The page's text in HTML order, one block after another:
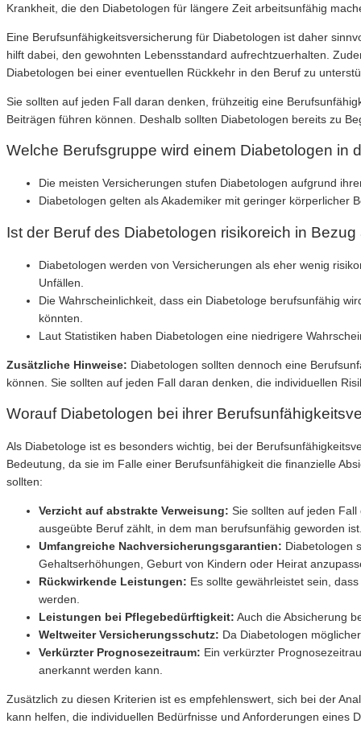
Krankheit, die den Diabetologen für längere Zeit arbeitsunfähig
Eine Berufsunfähigkeitsversicherung für Diabetologen ist daher
hilft dabei, den gewohnten Lebensstandard aufrechtzuerhalten.
Diabetologen bei einer eventuellen Rückkehr in den Beruf zu
Sie sollten auf jeden Fall daran denken, frühzeitig eine
Beiträgen führen können. Deshalb sollten Diabetologen bereits zu
Welche Berufsgruppe wird einem Diabetologen in
Die meisten Versicherungen stufen Diabetologen aufgrund
Diabetologen gelten als Akademiker mit geringer körperlicher
Ist der Beruf des Diabetologen risikoreich in
Diabetologen werden von Versicherungen als eher wenig
Unfällen.
Die Wahrscheinlichkeit, dass ein Diabetologe berufsunfähig
könnten.
Laut Statistiken haben Diabetologen eine niedrigere
Zusätzliche Hinweise: Diabetologen sollten dennoch eine
können. Sie sollten auf jeden Fall daran denken, die individuellen
Worauf Diabetologen bei ihrer
Als Diabetologe ist es besonders wichtig, bei der
Bedeutung, da sie im Falle einer Berufsunfähigkeit die finanzielle
sollten:
Verzicht auf abstrakte Verweisung: Sie sollten auf jeden
ausgeübte Beruf zählt, in dem man berufsunfähig geworden
Umfangreiche Nachversicherungsgarantien: Diabetologen
Gehaltserhöhungen, Geburt von Kindern oder Heirat
Rückwirkende Leistungen: Es sollte gewährleistet sein,
werden.
Leistungen bei Pflegebedürftigkeit: Auch die Absicherung
Weltweiter Versicherungsschutz: Da Diabetologen
Verkürzter Prognosezeitraum: Ein verkürzter
anerkannt werden kann.
Zusätzlich zu diesen Kriterien ist es empfehlenswert, sich bei der
kann helfen, die individuellen Bedürfnisse und Anforderungen